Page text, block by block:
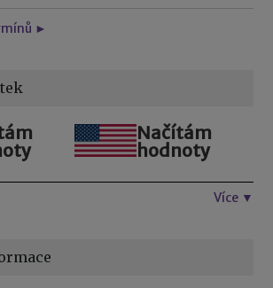
►
Načítám
hodnoty
Více ▼